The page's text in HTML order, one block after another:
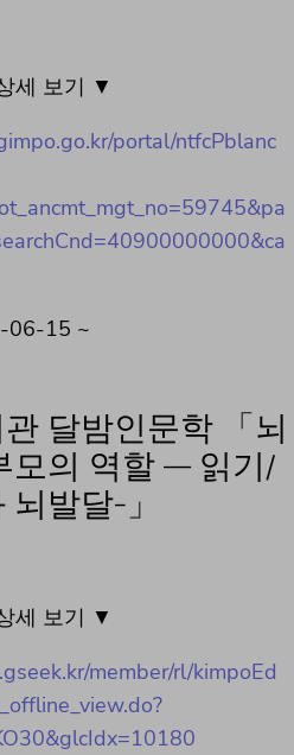
세 보기 ▼
portal/ntfcPblanc
06-15 ~
달밤인문학 「뇌
모의 역할 – 읽기/
발달-」
세 보기 ▼
member/rl/kimpoEd